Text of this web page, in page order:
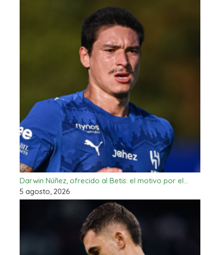
Darwin Núñez, ofrecido al Betis: el motivo por el…
5 agosto, 2026